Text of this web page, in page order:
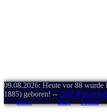
09.08.2026: Heute vor 88
1885) geboren! -- ZidZ-
Menü Start Forum